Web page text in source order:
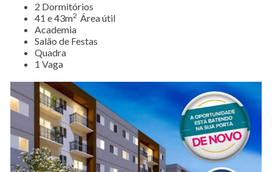
​2 Dormitórios
41 e 43m2 Área útil
Academia
Salão de Festas
Quadra
1 Vaga